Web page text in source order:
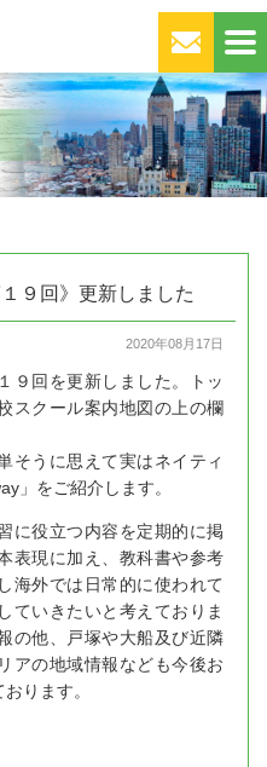
９回》更新しました
2020年08月17日
９回を更新しました。トッ
スクール案内地図の上の欄
そうに思えて実はネイティ
」をご紹介します。
に役立つ内容を定期的に掲
表現に加え、教科書や参考
海外では日常的に使われて
ていきたいと考えておりま
の他、戸塚や大船及び近隣
アの地域情報なども今後お
ります。